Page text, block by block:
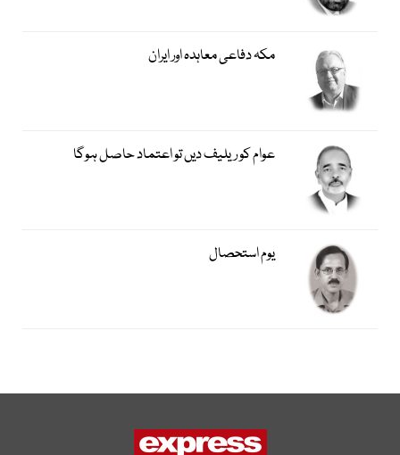
مکہ دفاعی معاہدہ اور ایران
عوام کو ریلیف دیں تو اعتماد حاصل ہوگا
یوم استحصال